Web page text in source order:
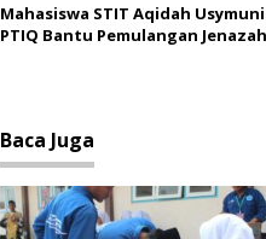
Mahasiswa STIT Aqidah
PTIQ Bantu Pemulangan
Baca Juga